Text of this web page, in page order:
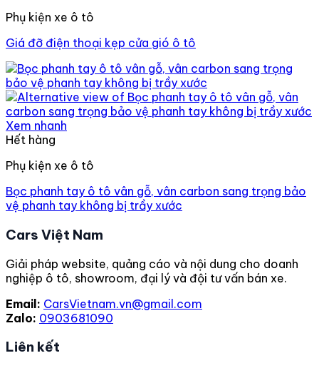
Phụ kiện xe ô tô
Giá đỡ điện thoại kẹp cửa gió ô tô
Xem nhanh
Hết hàng
Phụ kiện xe ô tô
Bọc phanh tay ô tô vân gỗ, vân carbon sang trọng bảo
vệ phanh tay không bị trầy xước
Cars Việt Nam
Giải pháp website, quảng cáo và nội dung cho doanh
nghiệp ô tô, showroom, đại lý và đội tư vấn bán xe.
Email: CarsVietnam.vn@gmail.com
Zalo: 0903681090
Liên kết